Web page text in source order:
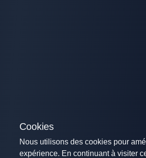
Cookies
Nous utilisons des cookies pour
expérience. En continuant à visiter